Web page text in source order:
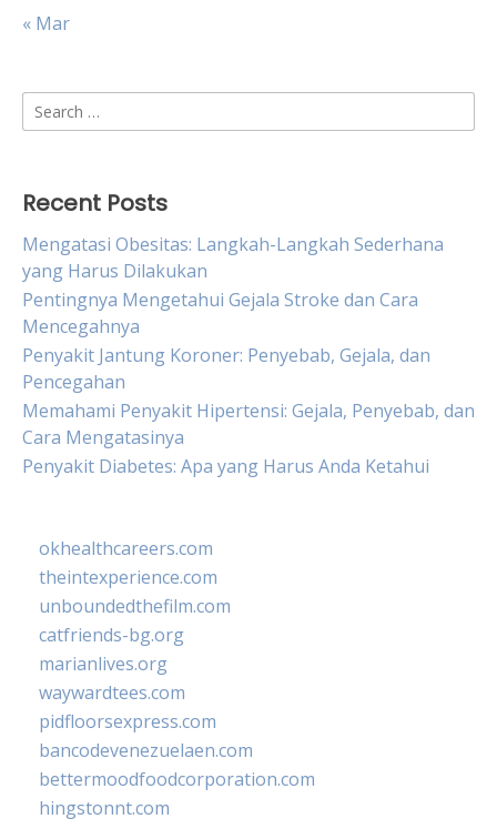
« Mar
Search
for:
Recent Posts
Mengatasi Obesitas: Langkah-Langkah Sederhana
yang Harus Dilakukan
Pentingnya Mengetahui Gejala Stroke dan Cara
Mencegahnya
Penyakit Jantung Koroner: Penyebab, Gejala, dan
Pencegahan
Memahami Penyakit Hipertensi: Gejala, Penyebab, dan
Cara Mengatasinya
Penyakit Diabetes: Apa yang Harus Anda Ketahui
okhealthcareers.com
theintexperience.com
unboundedthefilm.com
catfriends-bg.org
marianlives.org
waywardtees.com
pidfloorsexpress.com
bancodevenezuelaen.com
bettermoodfoodcorporation.com
hingstonnt.com